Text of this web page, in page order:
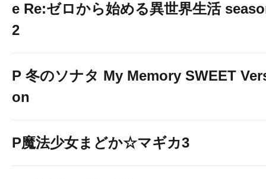
e Re:ゼロから始める異世界生活
2
P 冬のソナタ My Memory SWEET
on
P魔法少女まどか☆マギカ3